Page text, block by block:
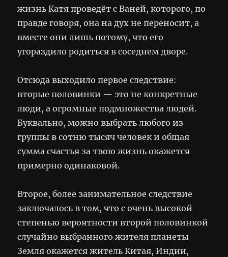
жизнь Катя проведёт с Ваней, которого, по
правде говоря, она на дух не переносит, а
вместе они лишь потому, что его
угораздило родиться в соседнем дворе.
Отсюда выходило первое следствие:
вторые половинки — это не конкретные
люди, а огромные подмножества людей.
Буквально, можно выбрать любого из
группы в сотню тысяч человек и общая
сумма счастья за твою жизнь окажется
примерно одинаковой.
Второе, более занимательное следствие
заключалось в том, что с очень высокой
степенью вероятности второй половинкой
случайно выбранного жителя планеты
Земля окажется житель Китая, Индии,